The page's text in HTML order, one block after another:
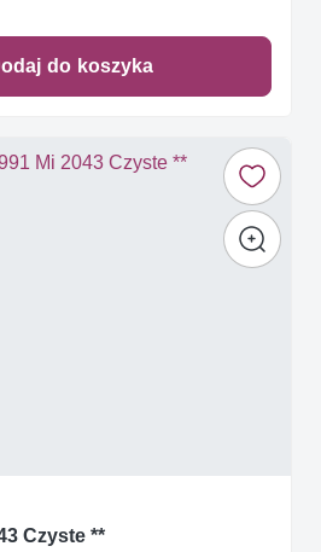
do koszyka
Czyste **